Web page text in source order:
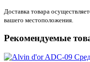
Доставка товара
вашего местоположения.
Рекомендуемые